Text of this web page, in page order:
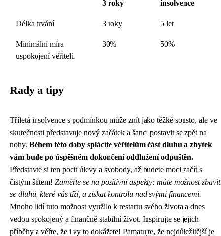
3 roky
insolvence
Délka trvání 3 roky 5 let
Minimální míra
uspokojení věřitelů
30% 50%
Rady a tipy
Tříletá insolvence s podmínkou může znít jako těžké sousto, ale ve
skutečnosti představuje nový začátek a šanci postavit se zpět na
nohy. Během této doby splácíte věřitelům část dluhu a zbytek
vám bude po úspěšném dokončení oddlužení odpuštěn.
Představte si ten pocit úlevy a svobody, až budete moci začít s
čistým štítem! Zaměřte se na pozitivní aspekty: máte možnost zbavit
se dluhů, které vás tíží, a získat kontrolu nad svými financemi.
Mnoho lidí tuto možnost využilo k restartu svého života a dnes
vedou spokojený a finančně stabilní život. Inspirujte se jejich
příběhy a věřte, že i vy to dokážete! Pamatujte, že nejdůležitější je